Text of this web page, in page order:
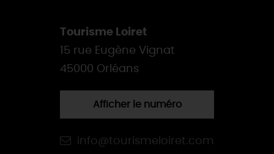
Tourisme Loiret
15 rue Eugène Vignat
45000 Orléans
Afficher le numéro
info@tourismeloiret.com